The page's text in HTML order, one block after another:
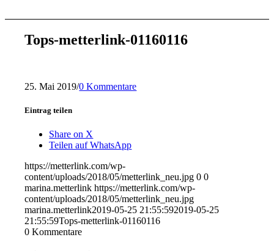
Tops-metterlink-01160116
25. Mai 2019/0 Kommentare
Eintrag teilen
Share on X
Teilen auf WhatsApp
https://metterlink.com/wp-
content/uploads/2018/05/metterlink_neu.jpg 0 0
marina.metterlink https://metterlink.com/wp-
content/uploads/2018/05/metterlink_neu.jpg
marina.metterlink2019-05-25 21:55:592019-05-25
21:55:59Tops-metterlink-01160116
0 Kommentare